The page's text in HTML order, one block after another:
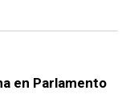
en Parlamento